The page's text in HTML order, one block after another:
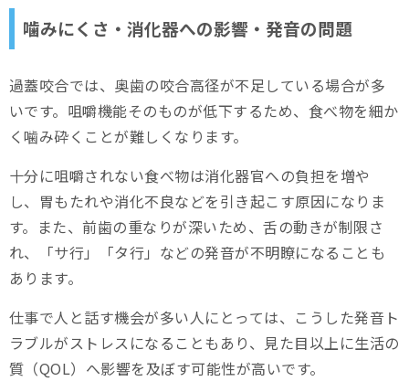
噛みにくさ・消化器への影響・発音の問題
過蓋咬合では、奥歯の咬合高径が不足している場合が多
いです。咀嚼機能そのものが低下するため、食べ物を細か
く噛み砕くことが難しくなります。
十分に咀嚼されない食べ物は消化器官への負担を増や
し、胃もたれや消化不良などを引き起こす原因になりま
す。また、前歯の重なりが深いため、舌の動きが制限さ
れ、「サ行」「タ行」などの発音が不明瞭になることも
あります。
仕事で人と話す機会が多い人にとっては、こうした発音ト
ラブルがストレスになることもあり、見た目以上に生活の
質（QOL）へ影響を及ぼす可能性が高いです。